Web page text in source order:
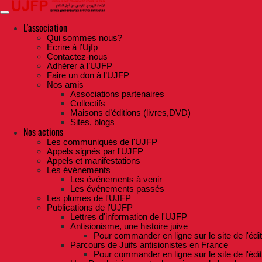
Skip
to
contentL'association
Qui sommes nous?
Ecrire à l’Ujfp
Contactez-nous
Adhérer à l’UJFP
Faire un don à l’UJFP
Nos amis
Associations partenaires
Collectifs
Maisons d’éditions (livres,DVD)
Sites, blogs
Nos actions
Les communiqués de l'UJFP
Appels signés par l'UJFP
Appels et manifestations
Les événements
Les événements à venir
Les événements passés
Les plumes de l'UJFP
Publications de l'UJFP
Lettres d'information de l'UJFP
Antisionisme, une histoire juive
Pour commander en ligne sur le site de
Parcours de Juifs antisionistes en France
Pour commander en ligne sur le site de